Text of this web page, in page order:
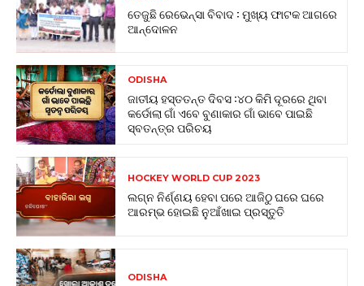
ତେଜୁଛି ରେଭେନ୍ସା ବିବାଦ : ମୁଖ୍ୟ ଫାଟକ ଆଗରେ
ଆନ୍ଦୋଳନ
ODISHA
ଜାତୀୟ ହସ୍ତତନ୍ତ ଦିବସ :୪୦ କିମି ଦୂରରେ ଥିବା
କର୍ଡୋଲା ଗାଁ ଏବେ ବୁଣାକାର ଗାଁ ଭାବେ ପାଇଛି
ସ୍ବତନ୍ତ୍ର ପରିଚୟ
HOCKEY WORLD CUP 2023
ଲଗ୍ନ ନିର୍ଣ୍ଣୟ ହେବା ପରେ ଆଜିଠୁ ଘରେ ଘରେ
ଆରମ୍ଭ ହୋଇଛି ନୁଆଁଖାଇ ପ୍ରସ୍ତୁତି
ODISHA